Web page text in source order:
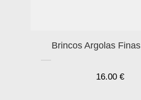
Brincos Argolas
16.00 €